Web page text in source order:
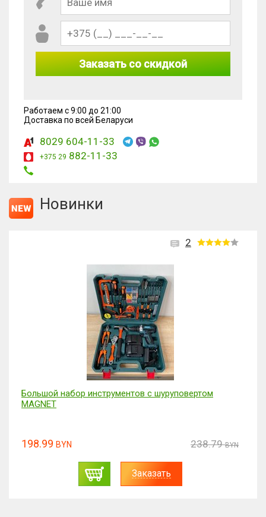
Заказать со скидкой
Работаем с 9:00 до 21:00
Доставка по всей Беларуси
8029 604-11-33
+375 29 882-11-33
Новинки
2
Набор отвертка с битами для точных работ 115 в 1
38.99BYN 46.76 BYN
Заказать